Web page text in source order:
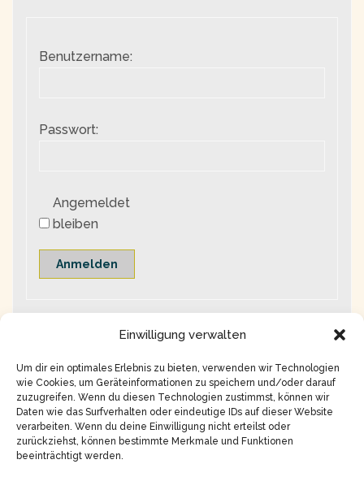
Einwilligung verwalten
Um dir ein optimales Erlebnis zu bieten, verwenden wir Technologien
wie Cookies, um Geräteinformationen zu speichern und/oder darauf
zuzugreifen. Wenn du diesen Technologien zustimmst, können wir
Daten wie das Surfverhalten oder eindeutige IDs auf dieser Website
verarbeiten. Wenn du deine Einwilligung nicht erteilst oder
zurückziehst, können bestimmte Merkmale und Funktionen
beeinträchtigt werden.
Benutzername:
Passwort:
Angemeldet
bleiben
Anmelden